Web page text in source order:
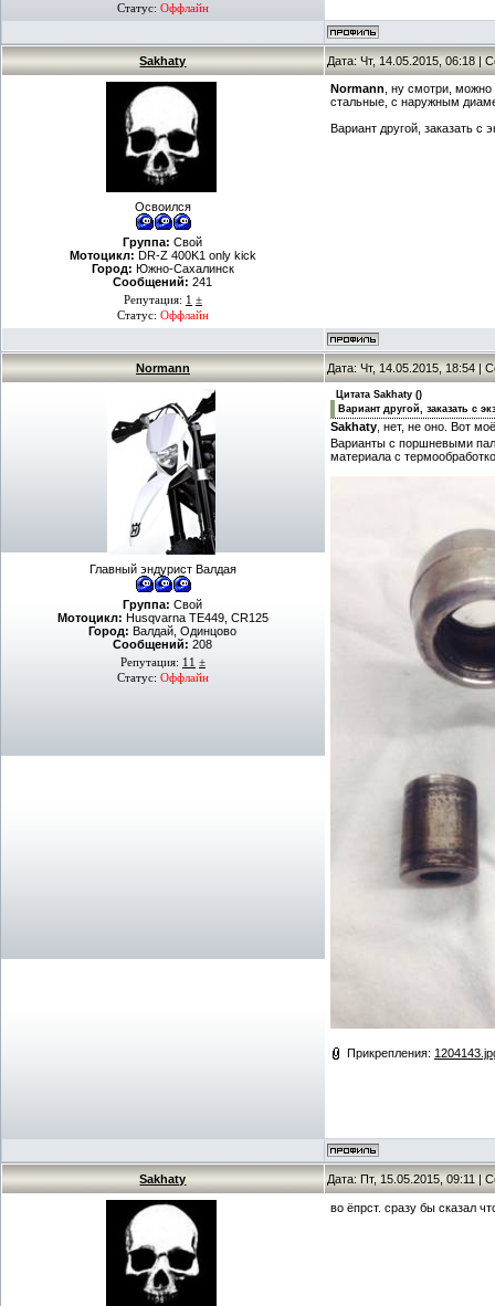
Статус: Оффлайн
Sakhaty Дата: Чт, 14.05.2015, 06:18 |
Освоился
Группа: Свой
Мотоцикл: DR-Z 400K1 only kick
Город: Южно-Сахалинск
Сообщений: 241
Репутация: 1 ±
Статус: Оффлайн
Normann , ну смотри,
стальные, с наружным
Вариант другой, заказать с
Normann Дата: Чт, 14.05.2015, 18:54 |
Главный эндурист Валдая
Группа: Свой
Мотоцикл: Husqvarna TE449, СR125
Город: Валдай, Одинцово
Сообщений: 208
Репутация: 11 ±
Статус: Оффлайн
Цитата Sakhaty ()
Вариант другой, заказать с
Sakhaty , нет, не оно. Вот
Варианты с поршневыми
материала с
Прикрепления:
Sakhaty Дата: Пт, 15.05.2015, 09:11 |
во ёпрст. сразу бы сказал